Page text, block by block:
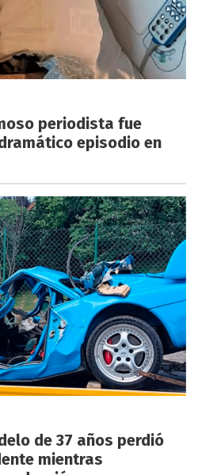
periodista fue
episodio en
de 37 años perdió
mientras